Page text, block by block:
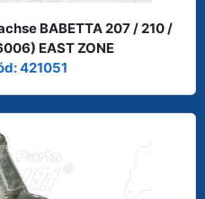
BABETTA 207 / 210 /
EAST ZONE
421051